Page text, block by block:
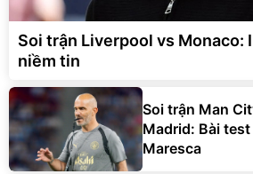
Soi trận Liverpool vs Monaco:
niềm tin
Soi trận Man
Madrid: Bài
Maresca